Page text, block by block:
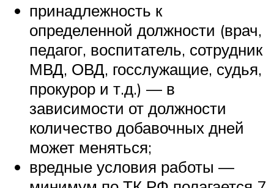
принадлежность к
определенной должности (врач,
педагог, воспитатель, сотрудник
МВД, ОВД, госслужащие, судья,
прокурор и т.д.) — в
зависимости от должности
количество добавочных дней
может меняться;
вредные условия работы —